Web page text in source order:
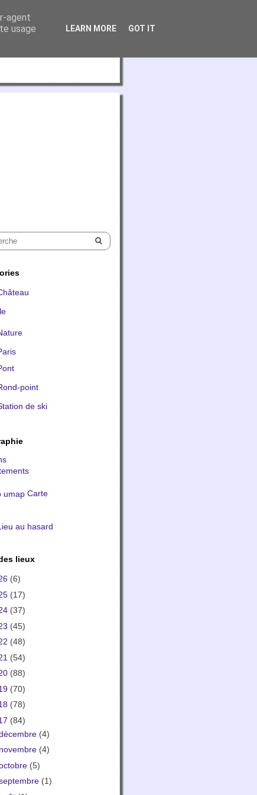
point
de ski
Carte
au hasard
lieux
(6)
(17)
(37)
(45)
(48)
(54)
(88)
(70)
(78)
(84)
(4)
novembre (4)
(5)
(1)
agent
usage
LEARN MORE GOT IT